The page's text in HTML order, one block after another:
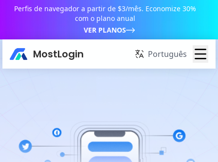
Perfis de navegador a partir de $3/mês. Economize 30%
com o plano anual
VER PLANOS
MostLogin Português